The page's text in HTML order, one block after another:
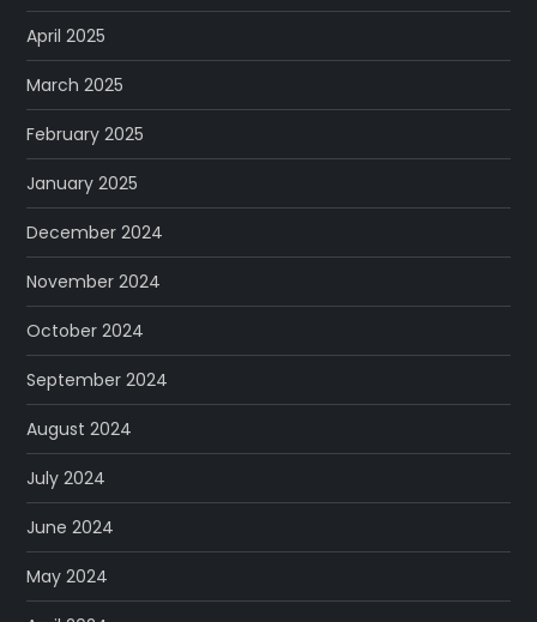
April 2025
March 2025
February 2025
January 2025
December 2024
November 2024
October 2024
September 2024
August 2024
July 2024
June 2024
May 2024